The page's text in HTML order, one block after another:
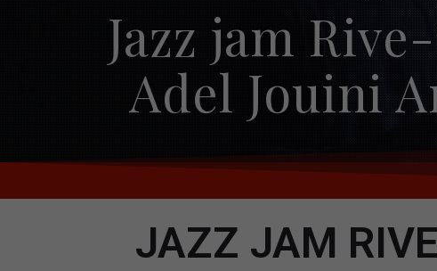
Jazz jam
Adel Jouini
JAZZ JAM